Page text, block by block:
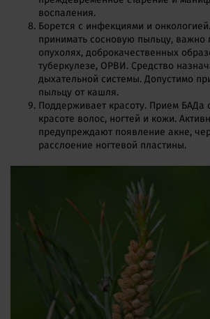
воспаления.
Борется с инфекциями и
принимать сосновую пыльцу, важно
опухолях, доброкачественных
туберкулезе, ОРВИ. Средство
дыхательной системы. Допустимо
пыльцу от кашля.
Поддерживает красоту. Прием БАДа
красоте волос, ногтей и кожи.
предупреждают появление акне,
расслоение ногтевой пластины.